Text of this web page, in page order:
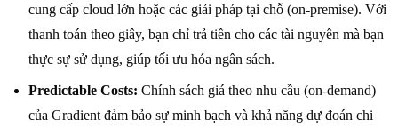
cung cấp cloud lớn hoặc các giải pháp tại chỗ (on-premise). Với
thanh toán theo giây, bạn chỉ trả tiền cho các tài nguyên mà bạn
thực sự sử dụng, giúp tối ưu hóa ngân sách.
Predictable Costs: Chính sách giá theo nhu cầu (on-demand)
của Gradient đảm bảo sự minh bạch và khả năng dự đoán chi